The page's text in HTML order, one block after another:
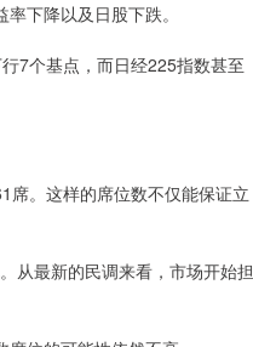
下降以及日股下跌。
7个基点，而日经225指数甚至
。这样的席位数不仅能保证立
从最新的民调来看，市场开始担